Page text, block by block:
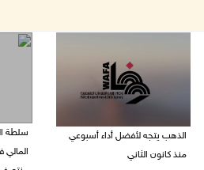
الذهب يتجه لأفضل أداء أسبوعي
منذ كانون الثاني
سلطة